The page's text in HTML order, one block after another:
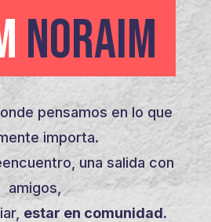
NORAIM
pensamos en lo que
importa.
una salida con
amigos,
estar en comunidad.